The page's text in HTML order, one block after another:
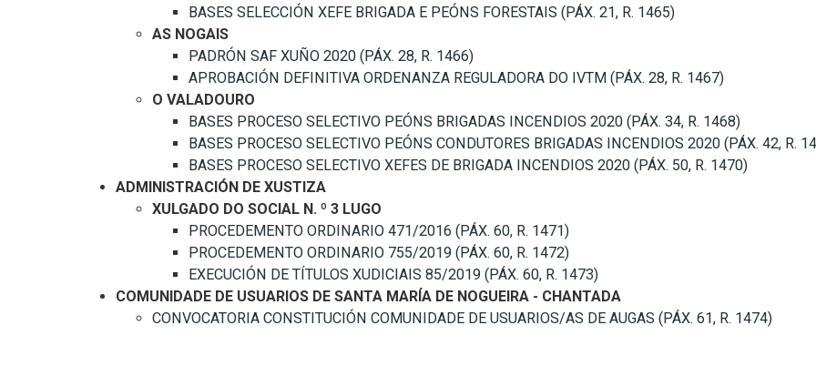
BASES SELECCIÓN XEFE BRIGADA E PEÓNS FORESTAIS (PÁX. 21, R. 1465)
AS NOGAIS
PADRÓN SAF XUÑO 2020 (PÁX. 28, R. 1466)
APROBACIÓN DEFINITIVA ORDENANZA REGULADORA DO IVTM (PÁX. 28, R. 1467)
O VALADOURO
BASES PROCESO SELECTIVO PEÓNS BRIGADAS INCENDIOS 2020 (PÁX. 34, R. 1468)
BASES PROCESO SELECTIVO PEÓNS CONDUTORES BRIGADAS INCENDIOS 2020 (PÁX. 42, R.
BASES PROCESO SELECTIVO XEFES DE BRIGADA INCENDIOS 2020 (PÁX. 50, R. 1470)
ADMINISTRACIÓN DE XUSTIZA
XULGADO DO SOCIAL N. º 3 LUGO
PROCEDEMENTO ORDINARIO 471/2016 (PÁX. 60, R. 1471)
PROCEDEMENTO ORDINARIO 755/2019 (PÁX. 60, R. 1472)
EXECUCIÓN DE TÍTULOS XUDICIAIS 85/2019 (PÁX. 60, R. 1473)
COMUNIDADE DE USUARIOS DE SANTA MARÍA DE NOGUEIRA - CHANTADA
CONVOCATORIA CONSTITUCIÓN COMUNIDADE DE USUARIOS/AS DE AUGAS (PÁX. 61, R. 1474)